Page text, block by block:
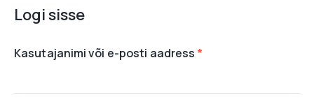
Logi sisse
Kasutajanimi või e-posti aadress *